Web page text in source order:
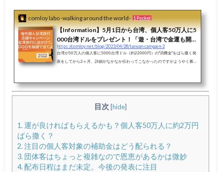
comloy labo -walking around the world- 1 Pocket
【Information】5月1日から台湾、個人客50万人に5
000台湾ドルをプレゼント！「遊・台湾で金運も開
運も狙っちゃおう！～Taiwan the Lucky Land」スタ
ート！抽選参加は事前WEB登録必須
https://comloy.net/blog/2023/04/28/taiwan-campain-2
台湾が50万人の個人客に5000台湾ドル（約22000円）の"消費金"をばら撒く発
表をしてから2ヶ月。詳細がなかなか伝わってこなかったのですがようやく募
てはいかがでしょうか。事前登録が必須で、登録した後QRコードが発行されて
それが抽選券になっていて空港到着時に抽選して当選がわかる、、流れはそん
な感じです。このキャンペーンは2年間で50万人ということなので当選確率自
目次 [hide]
1.運が良ければもらえるかも？個人客50万人に約2万円
ばら撒く？
2.注目の個人客対象の補助金はどう配られる？
3.団体客はちょっと複雑なので恩恵があるかは微妙
4.配布日程はまだ未定。今後の発表に注目